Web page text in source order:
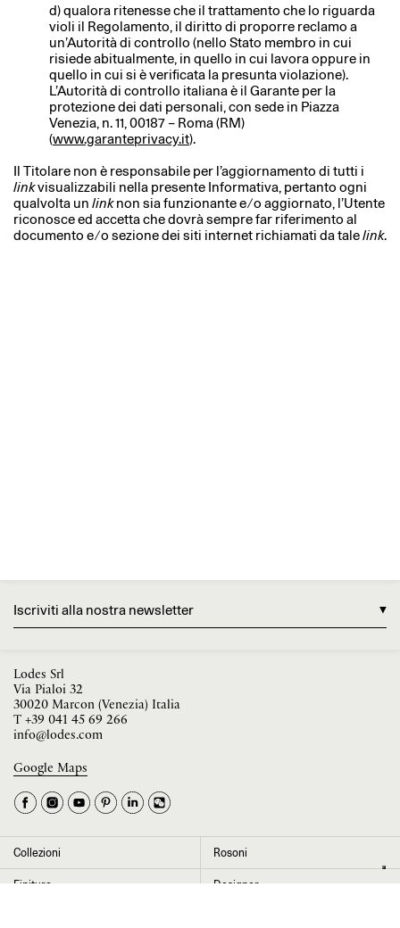
d) qualora ritenesse che il trattamento che lo riguarda
violi il Regolamento, il diritto di proporre reclamo a
un’Autorità di controllo (nello Stato membro in cui
risiede abitualmente, in quello in cui lavora oppure in
quello in cui si è verificata la presunta violazione).
L’Autorità di controllo italiana è il Garante per la
protezione dei dati personali, con sede in Piazza
Venezia, n. 11, 00187 – Roma (RM)
(www.garanteprivacy.it).
Il Titolare non è responsabile per l’aggiornamento di tutti i
linkvisualizzabili nella presente Informativa, pertanto ogni
qualvolta unlinknon sia funzionante e ⁄ o aggiornato, l’Utente
riconosce ed accetta che dovrà sempre far riferimento al
documento e ⁄ o sezione dei siti internet richiamati da talelink.
Iscriviti alla nostra newsletter
La tua occupazione è
Seleziona il paese ►
newsletter
Lodes Srl
Via Pialoi 32
30020 Marcon (Venezia) Italia
T +39 041 45 69 266
info@lodes.com
Google Maps
Collezioni Rosoni
Finiture Designer